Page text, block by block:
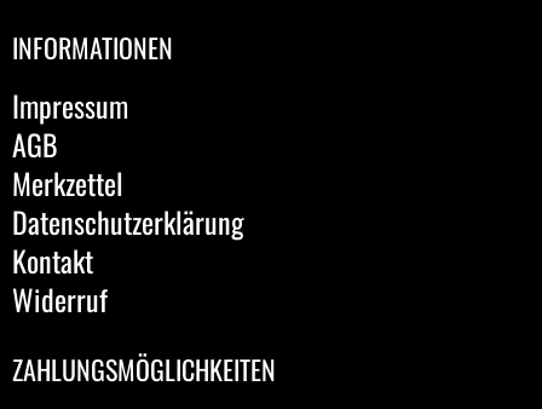
INFORMATIONEN
Impressum
AGB
Merkzettel
Datenschutzerklärung
Kontakt
Widerruf
ZAHLUNGSMÖGLICHKEITEN